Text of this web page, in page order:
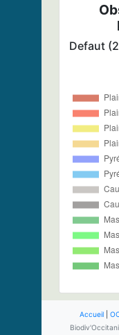
Defaut
Accueil|